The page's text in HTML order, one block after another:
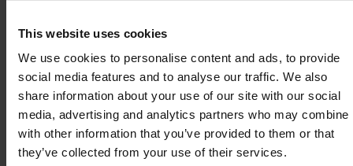
This website uses cookies
We use cookies to personalise content and ads, to provide
social media features and to analyse our traffic. We also
share information about your use of our site with our social
media, advertising and analytics partners who may combine
with other information that you’ve provided to them or that
they’ve collected from your use of their services.
Les gummies multivitaminés pour enfants de
MegaFood ne contiennent que 3 grammes de
sucre par portion. Un décilitre de jus d'orange
ordinaire contient un peu plus de 8 grammes de
sucres. Un verre normal de jus d'orange contient
donc 20 grammes de sucres, c'est-à-dire plus de 6
fois la quantité contenue dans une portion de